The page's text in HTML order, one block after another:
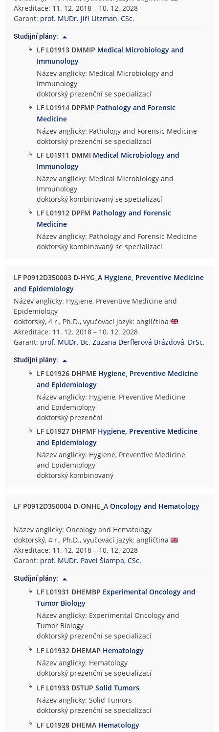
Akreditace: 11. 12. 2018 – 10. 12. 2028
Garant: prof. MUDr. Jiří Litzman, CSc.
Studijní plány:
↳ LF L01913 DMMIP Medical Microbiology and
Immunology
Název anglicky: Medical Microbiology and
Immunology
doktorský prezenční se specializací
↳ LF L01914 DPFMP Pathology and Forensic
Medicine
Název anglicky: Pathology and Forensic Medicine
doktorský prezenční se specializací
↳ LF L01911 DMMI Medical Microbiology and
Immunology
Název anglicky: Medical Microbiology and
Immunology
doktorský kombinovaný se specializací
↳ LF L01912 DPFM Pathology and Forensic
Medicine
Název anglicky: Pathology and Forensic Medicine
doktorský kombinovaný se specializací
LF P0912D350003 D-HYG_A Hygiene, Preventive Medicine
and Epidemiology
Název anglicky: Hygiene, Preventive Medicine and
Epidemiology
doktorský, 4 r., Ph.D., vyučovací jazyk: angličtina
Akreditace: 11. 12. 2018 – 10. 12. 2028
Garant: prof. MUDr. Bc. Zuzana Derflerová Brázdová, DrSc.
Studijní plány:
↳ LF L01926 DHPME Hygiene, Preventive Medicine
and Epidemiology
Název anglicky: Hygiene, Preventive Medicine
and Epidemiology
doktorský prezenční
↳ LF L01927 DHPMF Hygiene, Preventive Medicine
and Epidemiology
Název anglicky: Hygiene, Preventive Medicine
and Epidemiology
doktorský kombinovaný
LF P0912D350004 D-ONHE_AOncology and Hematology
Název anglicky: Oncology and Hematology
doktorský, 4 r., Ph.D., vyučovací jazyk: angličtina
Akreditace: 11. 12. 2018 – 10. 12. 2028
Garant: prof. MUDr. Pavel Šlampa, CSc.
Studijní plány:
↳ LF L01931 DHEMBP Experimental Oncology and
Tumor Biology
Název anglicky: Experimental Oncology and
Tumor Biology
doktorský prezenční se specializací
↳ LF L01932 DHEMAP Hematology
Název anglicky: Hematology
doktorský prezenční se specializací
↳ LF L01933 DSTUPSolid Tumors
Název anglicky: Solid Tumors
doktorský prezenční se specializací
↳ LF L01928 DHEMA Hematology